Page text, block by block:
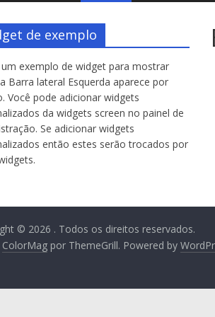
de exemplo
um exemplo de widget para mostrar
Barra lateral Esquerda aparece por
Você pode adicionar widgets
da widgets screen no painel de
Se adicionar widgets
então estes serão trocados por
© 2026 . Todos os direitos reservados.
ColorMag por ThemeGrill. Powered by